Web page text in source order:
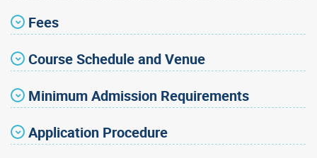
Fees
Course Schedule and Venue
Minimum Admission Requirements
Application Procedure